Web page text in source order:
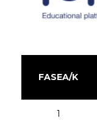
FASEA/K
1